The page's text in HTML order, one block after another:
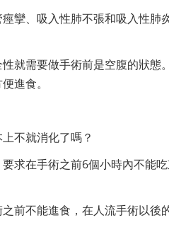
攣、吸入性肺不張和吸入性
就需要做手術前是空腹的狀
進食。
不就消化了嗎？
求在手術之前6個小時內不能
前不能進食，在人流手術以